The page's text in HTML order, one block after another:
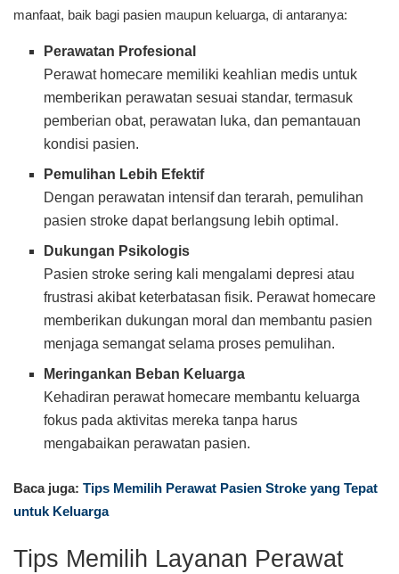
manfaat, baik bagi pasien maupun keluarga, di antaranya:
Perawatan Profesional
Perawat homecare memiliki keahlian medis untuk
memberikan perawatan sesuai standar, termasuk
pemberian obat, perawatan luka, dan pemantauan
kondisi pasien.
Pemulihan Lebih Efektif
Dengan perawatan intensif dan terarah, pemulihan
pasien stroke dapat berlangsung lebih optimal.
Dukungan Psikologis
Pasien stroke sering kali mengalami depresi atau
frustrasi akibat keterbatasan fisik. Perawat homecare
memberikan dukungan moral dan membantu pasien
menjaga semangat selama proses pemulihan.
Meringankan Beban Keluarga
Kehadiran perawat homecare membantu keluarga
fokus pada aktivitas mereka tanpa harus
mengabaikan perawatan pasien.
Baca juga: Tips Memilih Perawat Pasien Stroke yang Tepat
untuk Keluarga
Tips Memilih Layanan Perawat